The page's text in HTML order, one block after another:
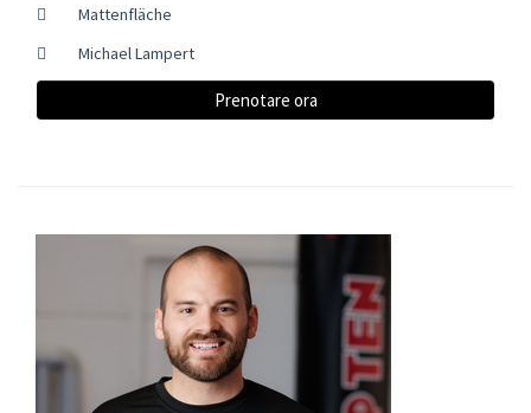
Mattenfläche
Michael Lampert
Prenotare ora